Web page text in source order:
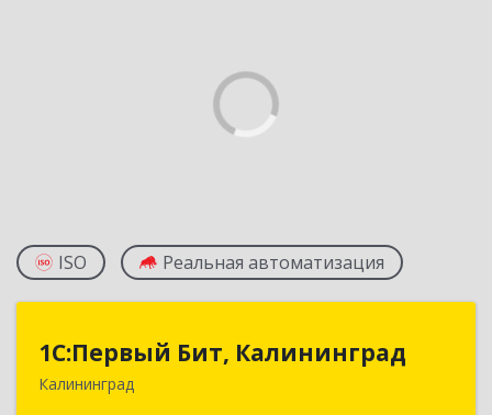
ISO Реальная автоматизация
1С:Первый Бит, Калининград
Калининград
1С:Первый Бит, Калининград
236006, Калининградская обл, Калининград г,